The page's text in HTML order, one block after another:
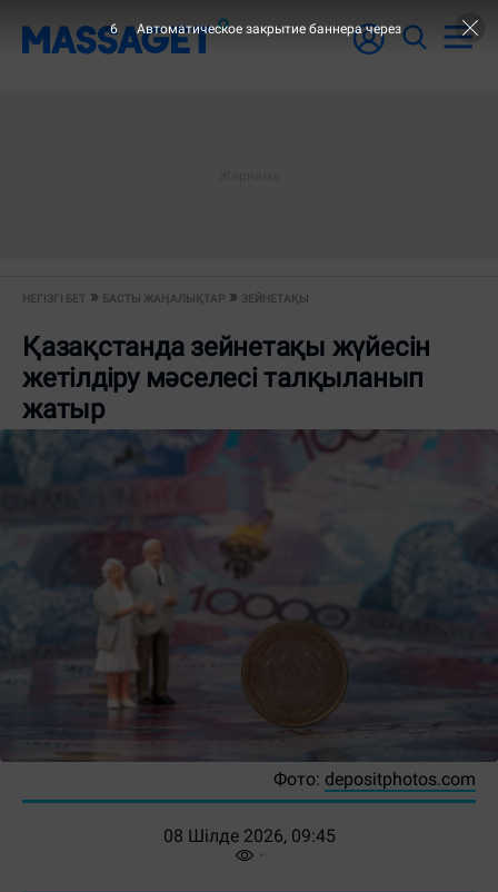
НЕГІЗГІ БЕТ БАСТЫ ЖАҢАЛЫҚТАР ЗЕЙНЕТАҚЫ
Қазақстанда зейнетақы жүйесін
жетілдіру мәселесі талқыланып
жатыр
Фото: depositphotos.com
08 Шілде 2026, 09:45
5 Автоматическое закрытие баннера через